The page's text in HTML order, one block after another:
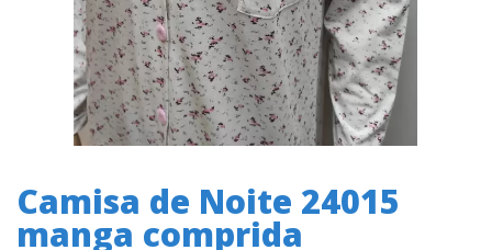
Camisa de Noite 24015
manga comprida